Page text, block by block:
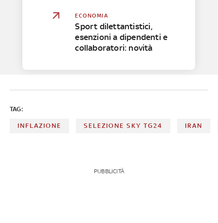
ECONOMIA
Sport dilettantistici,
esenzioni a dipendenti e
collaboratori: novità
TAG:
INFLAZIONE SELEZIONE SKY TG24 IRAN
PUBBLICITÀ